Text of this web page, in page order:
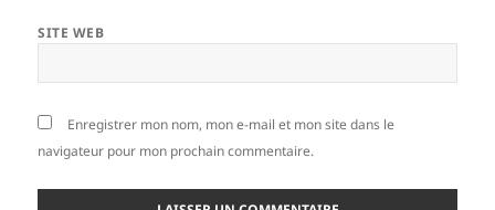
SITE WEB
Enregistrer mon nom, mon e-mail et mon site dans le
navigateur pour mon prochain commentaire.